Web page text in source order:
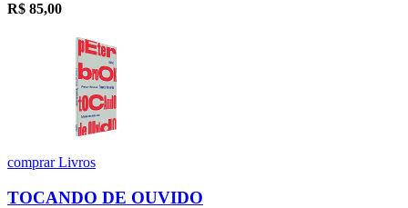
R$ 85,00
comprarLivros
TOCANDO DE OUVIDO